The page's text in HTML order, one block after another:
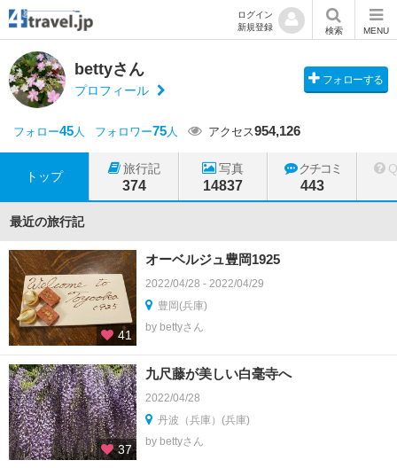
ログイン
新規登録
検索 MENU
bettyさん
プロフィール
フォローする
フォロー45人 フォロワー75人 アクセス954,126
トップ
旅行記
374
写真
14837
クチコミ
443
最近の旅行記
41
オーベルジュ豊岡1925
2022/04/28 - 2022/04/29
豊岡(兵庫)
by bettyさん
37
九尺藤が美しい白毫寺へ
2022/04/28
丹波（兵庫）(兵庫)
by bettyさん